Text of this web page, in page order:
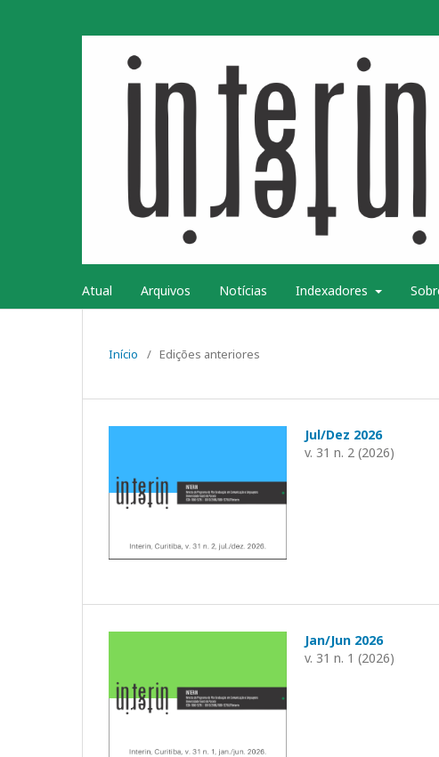
Atual Arquivos Notícias Indexadores
Início / Edições anteriores
Jul/Dez 2026
v. 31 n. 2 (2026)
Jan/Jun 2026
v. 31 n. 1 (2026)